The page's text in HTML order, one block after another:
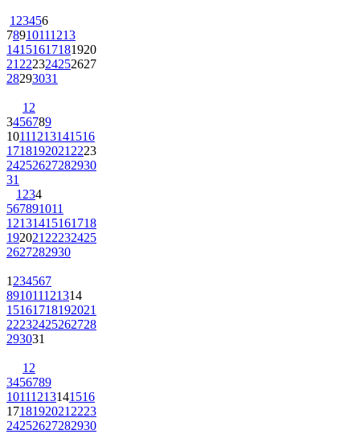
1 23456
78910111213
14151617181920
21 222324252627
28293031
1 2
3456789
10111213141516
1718192021 2223
24252627282930
31
1 234
567891011
12131415161718
192021 22232425
2627282930
1 234567
891011121314
15161718192021
22232425262728
293031
1 2
3456789
10111213141516
1718192021 2223
24252627282930